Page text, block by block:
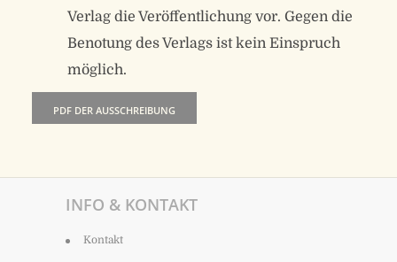
Verlag die Veröffentlichung vor. Gegen die
Benotung des Verlags ist kein Einspruch
möglich.
PDF DER AUSSCHREIBUNG
INFO & KONTAKT
Kontakt